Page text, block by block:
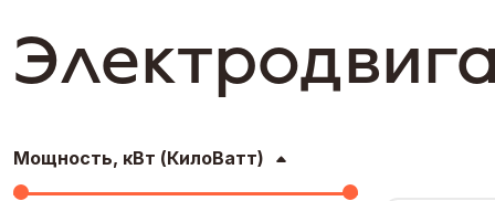
Мощность, кВт (КилоВатт)